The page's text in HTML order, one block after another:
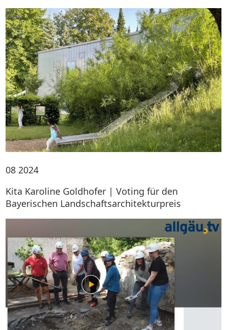
08 2024
Kita Karoline Goldhofer | Voting für den
Bayerischen Landschaftsarchitekturpreis